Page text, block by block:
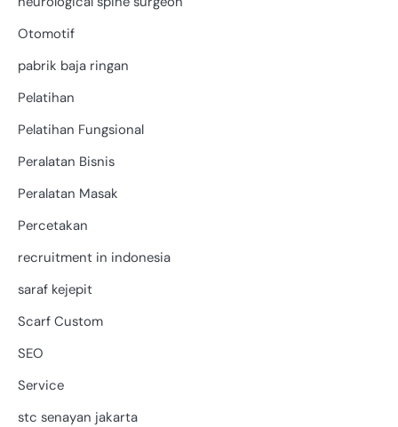
Otomotif
pabrik baja ringan
Pelatihan
Pelatihan Fungsional
Peralatan Bisnis
Peralatan Masak
Percetakan
recruitment in indonesia
saraf kejepit
Scarf Custom
SEO
Service
stc senayan jakarta